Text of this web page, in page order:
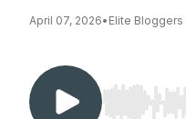
April 07, 2026• Elite
Use Left/